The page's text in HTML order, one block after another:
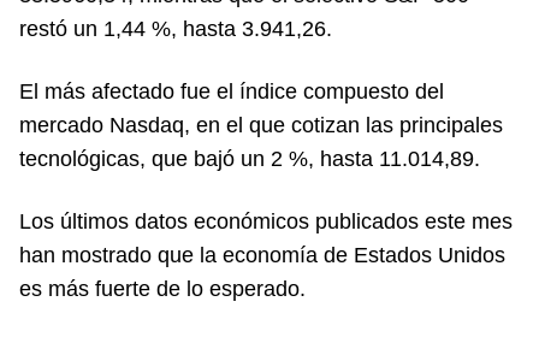
restó un 1,44 %, hasta 3.941,26.
El más afectado fue el índice compuesto del
mercado Nasdaq, en el que cotizan las principales
tecnológicas, que bajó un 2 %, hasta 11.014,89.
Los últimos datos económicos publicados este mes
han mostrado que la economía de Estados Unidos
es más fuerte de lo esperado.